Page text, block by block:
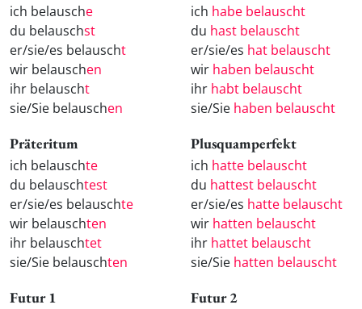
ich belausche
du belauschst
er/sie/es belauscht
wir belauschen
ihr belauscht
sie/Sie belauschen
ich habe belauscht
du hast belauscht
er/sie/es hat belauscht
wir haben belauscht
ihr habt belauscht
sie/Sie haben belauscht
Präteritum
ich belauschte
du belauschtest
er/sie/es belauschte
wir belauschten
ihr belauschtet
sie/Sie belauschten
Plusquamperfekt
ich hatte belauscht
du hattest belauscht
er/sie/es hatte belauscht
wir hatten belauscht
ihr hattet belauscht
sie/Sie hatten belauscht
Futur 1 Futur 2